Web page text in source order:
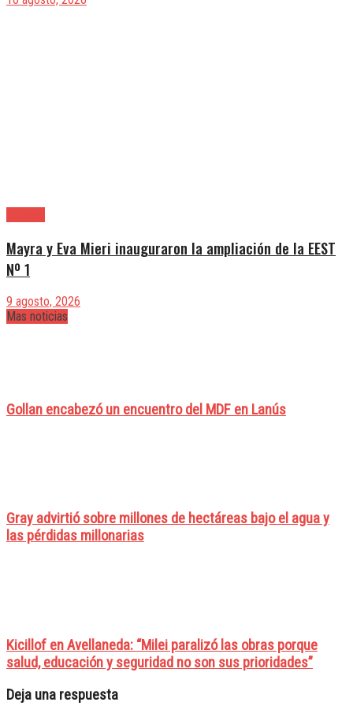
Mayra y Eva Mieri inauguraron la ampliación de la EEST
Nº 1
9 agosto, 2026
Mas noticias
Gollan encabezó un encuentro del MDF en Lanús
Gray advirtió sobre millones de hectáreas bajo el agua y
las pérdidas millonarias
Kicillof en Avellaneda: “Milei paralizó las obras porque
salud, educación y seguridad no son sus prioridades”
Deja una respuesta